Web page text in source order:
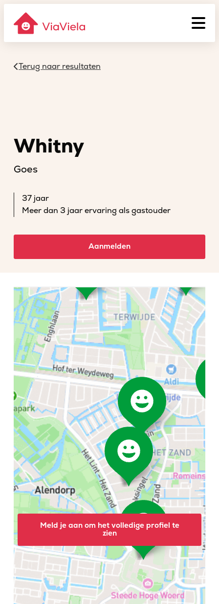
Terug naar resultaten
Whitny
Goes
37 jaar
Meer dan 3 jaar ervaring als gastouder
Aanmelden
Meld je aan om het volledige profiel te
zien